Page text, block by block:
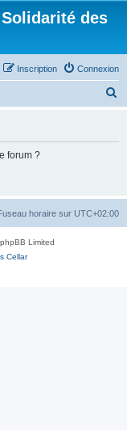
des
Connexion
Inscription
h
forum ?
horaire sur UTC+02:00
Limited
Cellar